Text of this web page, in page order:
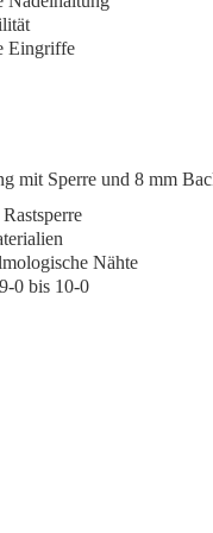
Eingriffe
mit Sperre und 8 mm
Nähte
0 bis 10-0